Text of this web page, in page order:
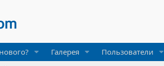
Галерея Пользователи